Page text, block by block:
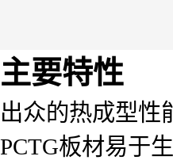
主要特性
出众的热成型性
PCTG板材易于